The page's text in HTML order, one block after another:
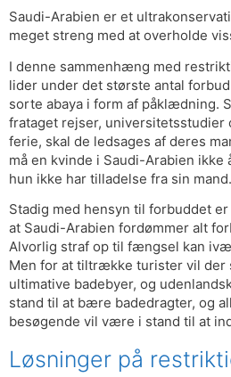
Saudi-Arabien er et
meget streng med at overholde
I denne sammenhæng med
lider under det største antal
sorte abaya i form af påklædning.
frataget rejser, universitetsstudier
ferie, skal de ledsages af deres
må en kvinde i Saudi-Arabien ikke
hun ikke har tilladelse fra sin mand.
Stadig med hensyn til forbuddet
at Saudi-Arabien fordømmer alt
Alvorlig straf op til fængsel kan
Men for at tiltrække turister vil der
ultimative badebyer, og
stand til at bære badedragter, og
besøgende vil være i stand til at
Løsninger på